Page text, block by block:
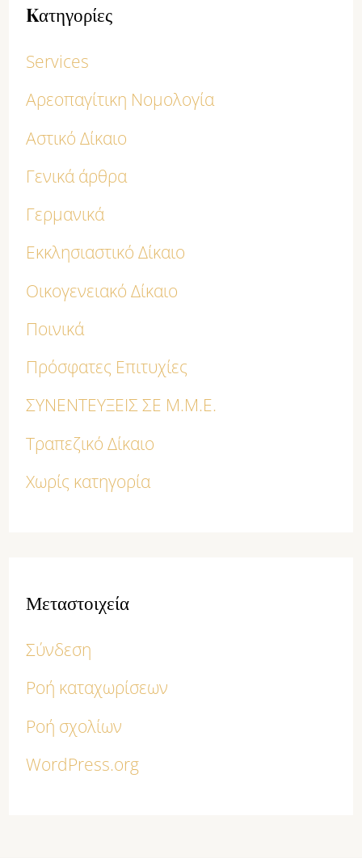
Kατηγορίες
Services
Αρεοπαγίτικη Νομολογία
Αστικό Δίκαιο
Γενικά άρθρα
Γερμανικά
Εκκλησιαστικό Δίκαιο
Οικογενειακό Δίκαιο
Ποινικά
Πρόσφατες Επιτυχίες
ΣΥΝΕΝΤΕΥΞΕΙΣ ΣΕ Μ.Μ.Ε.
Τραπεζικό Δίκαιο
Χωρίς κατηγορία
Μεταστοιχεία
Σύνδεση
Ροή καταχωρίσεων
Ροή σχολίων
WordPress.org